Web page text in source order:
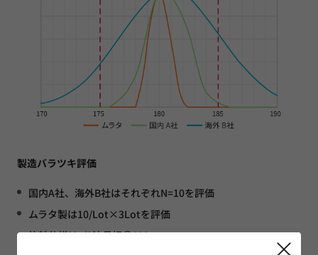
製造バラツキ評価
国内A社、海外B社はそれぞれN=10を評価
ムラタ製は10/Lot×3Lotを評価
比較仕様はλ/2波長板＠633nm